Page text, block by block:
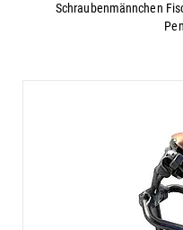
Schraubenmännchen